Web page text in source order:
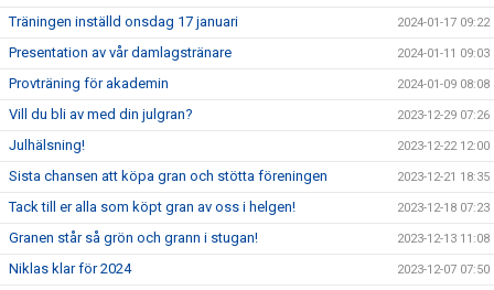
Träningen inställd onsdag 17 januari 2024-01-17 09:22
Presentation av vår damlagstränare 2024-01-11 09:03
Provträning för akademin 2024-01-09 08:08
Vill du bli av med din julgran? 2023-12-29 07:26
Julhälsning! 2023-12-22 12:00
Sista chansen att köpa gran och stötta föreningen 2023-12-21 18:35
Tack till er alla som köpt gran av oss i helgen! 2023-12-18 07:23
Granen står så grön och grann i stugan! 2023-12-13 11:08
Niklas klar för 2024 2023-12-07 07:50